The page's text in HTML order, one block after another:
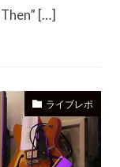
[…]
ライブレポ